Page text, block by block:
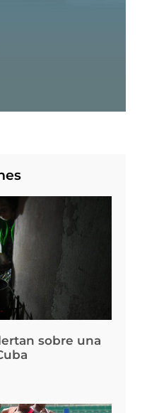
sobre una